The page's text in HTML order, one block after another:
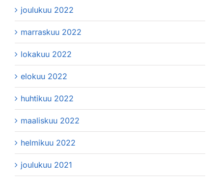
joulukuu 2022
marraskuu 2022
lokakuu 2022
elokuu 2022
huhtikuu 2022
maaliskuu 2022
helmikuu 2022
joulukuu 2021